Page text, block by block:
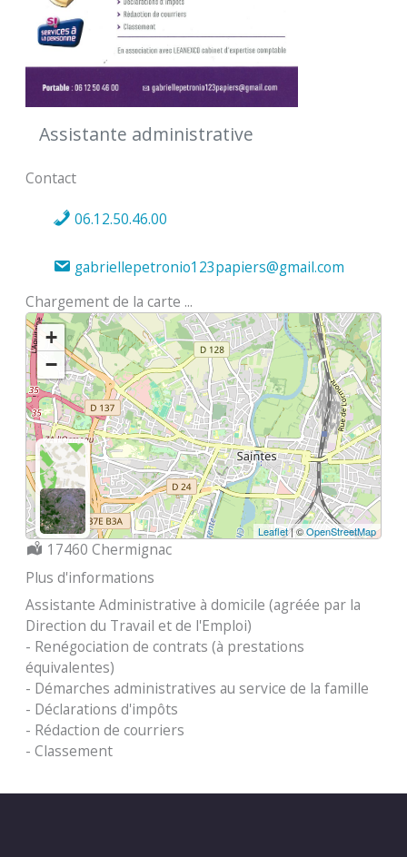
Assistante administrative
Contact
06.12.50.46.00
gabriellepetronio123papiers@gmail.com
Chargement de la carte ...
+
−
Leaflet| ©OpenStreetMap
Localisation :
17460 Chermignac
Plus d'informations
Assistante Administrative à domicile (agréée par la
Direction du Travail et de l'Emploi)
- Renégociation de contrats (à prestations
équivalentes)
- Démarches administratives au service de la famille
- Déclarations d'impôts
- Rédaction de courriers
- Classement